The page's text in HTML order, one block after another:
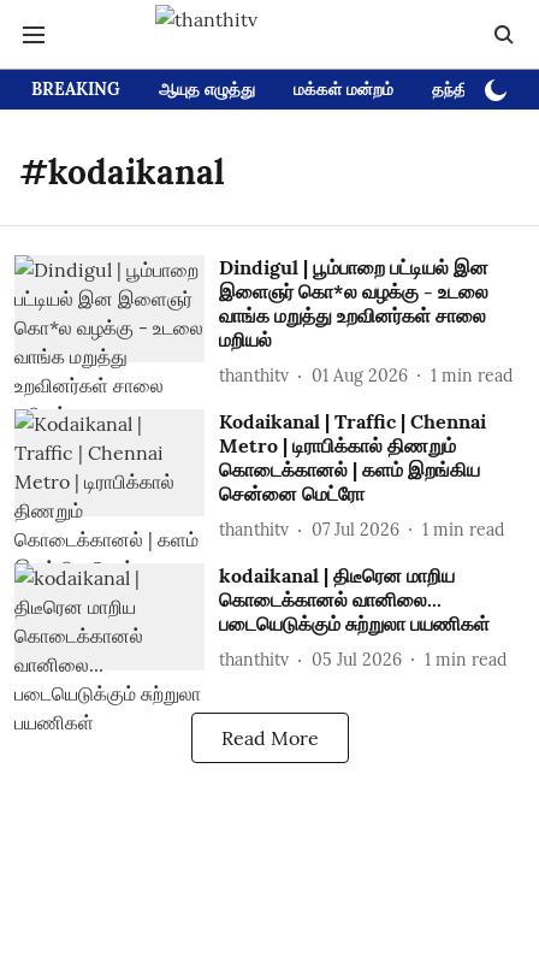
BREAKING ஆயுத எழுத்து மக்கள் மன்றம் தந்தி டிவி
#kodaikanal
Dindigul | பூம்பாறை பட்டியல் இன
இளைஞர் கொ*ல வழக்கு - உடலை
வாங்க மறுத்து உறவினர்கள் சாலை
மறியல்
thanthitv 01 Aug 2026 1 min read
Kodaikanal | Traffic | Chennai
Metro | டிராபிக்கால் திணறும்
கொடைக்கானல் | களம் இறங்கிய
சென்னை மெட்ரோ
thanthitv 07 Jul 2026 1 min read
kodaikanal | திடீரென மாறிய
கொடைக்கானல் வானிலை...
படையெடுக்கும் சுற்றுலா பயணிகள்
thanthitv 05 Jul 2026 1 min read
Read More